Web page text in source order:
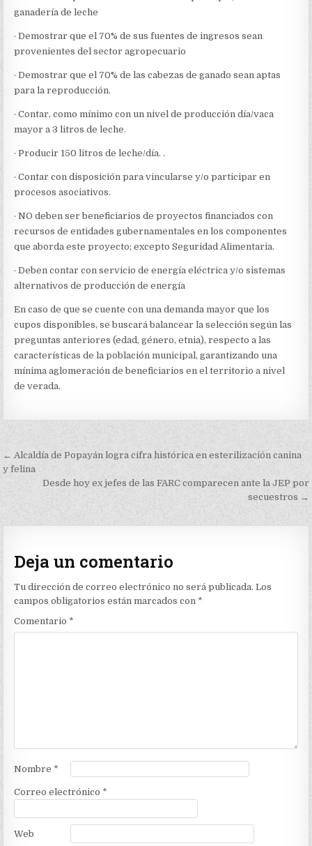
ganadería de leche
· Demostrar que el 70% de sus fuentes de ingresos sean
provenientes del sector agropecuario
· Demostrar que el 70% de las cabezas de ganado sean aptas
para la reproducción.
· Contar, como mínimo con un nivel de producción día/vaca
mayor a 3 litros de leche.
· Producir 150 litros de leche/día. .
· Contar con disposición para vincularse y/o participar en
procesos asociativos.
· NO deben ser beneficiarios de proyectos financiados con
recursos de entidades gubernamentales en los componentes
que aborda este proyecto; excepto Seguridad Alimentaria.
· Deben contar con servicio de energía eléctrica y/o sistemas
alternativos de producción de energía
En caso de que se cuente con una demanda mayor que los
cupos disponibles, se buscará balancear la selección según las
preguntas anteriores (edad, género, etnia), respecto a las
características de la población municipal, garantizando una
mínima aglomeración de beneficiarios en el territorio a nivel
de verada.
Navegación
de
entradas
← Alcaldía de Popayán logra cifra histórica en esterilización canina
y felina
Desde hoy ex jefes de las FARC comparecen ante la JEP por
secuestros →
Deja un comentario
Tu dirección de correo electrónico no será publicada. Los
campos obligatorios están marcados con *
Comentario *
Nombre *
Correo electrónico *
Web